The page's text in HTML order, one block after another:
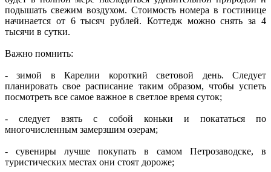
подышать свежим воздухом. Стоимость номера в гостинице
начинается от 6 тысяч рублей. Коттедж можно снять за 4
тысячи в сутки.
Важно помнить:
- зимой в Карелии короткий световой день. Следует
планировать свое расписание таким образом, чтобы успеть
посмотреть все самое важное в светлое время суток;
- следует взять с собой коньки и покататься по
многочисленным замерзшим озерам;
- сувениры лучше покупать в самом Петрозаводске, в
туристических местах они стоят дороже;